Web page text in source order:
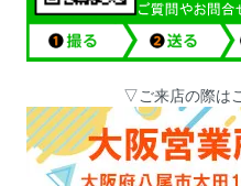
▽ご来店の際は